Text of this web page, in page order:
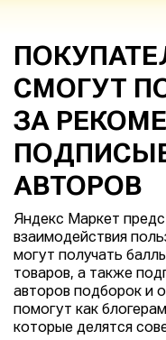
СМОГУТ
ЗА
АВТОРОВ
Яндекс Маркет
взаимодействия
могут получать
товаров, а также
авторов подборок и
помогут как
которые делятся